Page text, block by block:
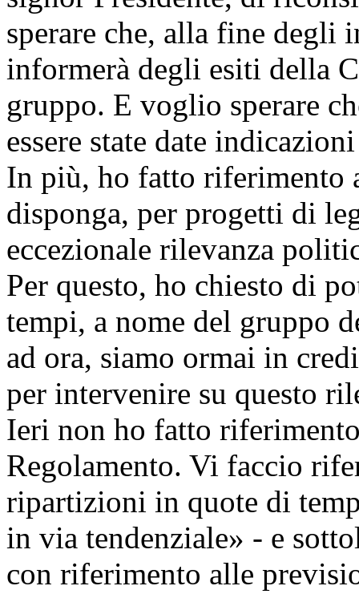
sperare che, alla fine degli
informerà degli esiti della
gruppo. E voglio sperare
essere state date
In più, ho fatto riferimento
disponga, per progetti di
eccezionale rilevanza
Per questo, ho chiesto di
tempi, a nome del gruppo
ad ora, siamo ormai in
per intervenire su questo
Ieri non ho fatto
Regolamento. Vi faccio
ripartizioni in quote di
in via tendenziale» - e
con riferimento alle